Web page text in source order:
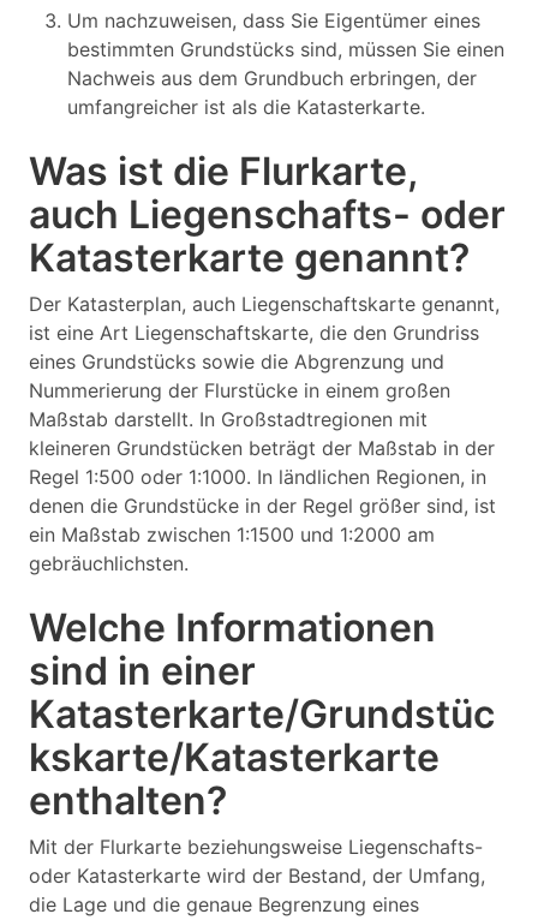
Um nachzuweisen, dass Sie Eigentümer eines
bestimmten Grundstücks sind, müssen Sie einen
Nachweis aus dem Grundbuch erbringen, der
umfangreicher ist als die Katasterkarte.
Was ist die Flurkarte,
auch Liegenschafts- oder
Katasterkarte genannt?
Der Katasterplan, auch Liegenschaftskarte genannt,
ist eine Art Liegenschaftskarte, die den Grundriss
eines Grundstücks sowie die Abgrenzung und
Nummerierung der Flurstücke in einem großen
Maßstab darstellt. In Großstadtregionen mit
kleineren Grundstücken beträgt der Maßstab in der
Regel 1:500 oder 1:1000. In ländlichen Regionen, in
denen die Grundstücke in der Regel größer sind, ist
ein Maßstab zwischen 1:1500 und 1:2000 am
gebräuchlichsten.
Welche Informationen
sind in einer
Katasterkarte/Grundstüc
kskarte/Katasterkarte
enthalten?
Mit der Flurkarte beziehungsweise Liegenschafts-
oder Katasterkarte wird der Bestand, der Umfang,
die Lage und die genaue Begrenzung eines